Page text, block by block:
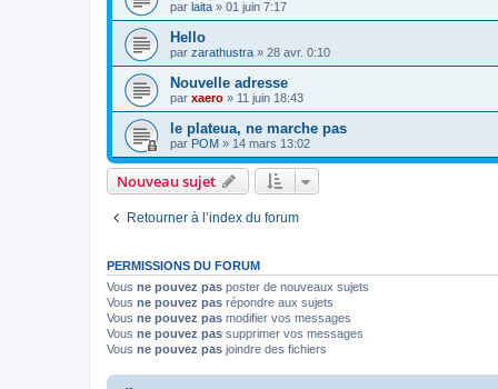
par laita » 01 juin 7:17
Hello
par zarathustra » 28 avr. 0:10
Nouvelle adresse
par xaero » 11 juin 18:43
le plateua, ne marche pas
par POM » 14 mars 13:02
Nouveau sujet
Retourner à l’index du forum
PERMISSIONS DU FORUM
Vous ne pouvez pas poster de nouveaux sujets
Vous ne pouvez pas répondre aux sujets
Vous ne pouvez pas modifier vos messages
Vous ne pouvez pas supprimer vos messages
Vous ne pouvez pas joindre des fichiers